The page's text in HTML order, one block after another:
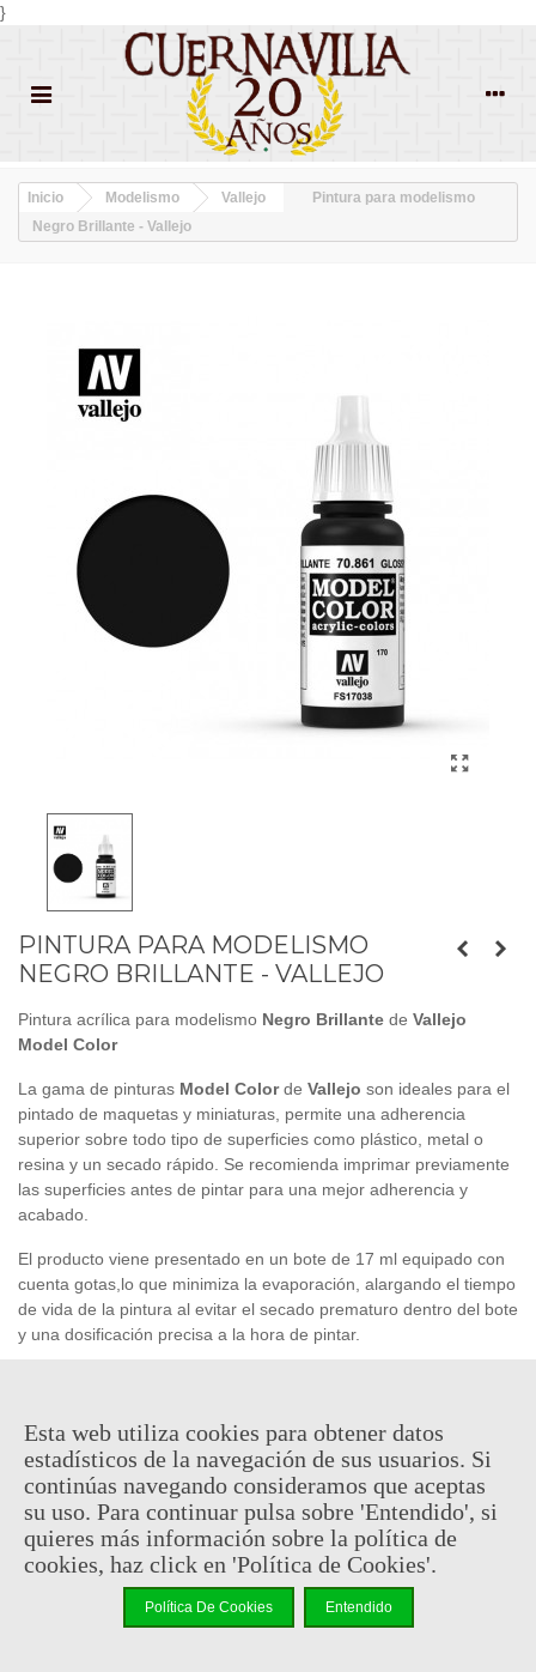
}
Inicio Modelismo Vallejo
Pintura para modelismo
Negro Brillante - Vallejo
PINTURA PARA MODELISMO
NEGRO BRILLANTE - VALLEJO
Pintura acrílica para modelismo Negro Brillante de Vallejo
Model Color
La gama de pinturas Model Colorde Vallejo son ideales para el
pintado de maquetas y miniaturas, permite una adherencia
superior sobre todo tipo de superficies como plástico, metal o
resina y un secado rápido. Se recomienda imprimar previamente
las superficies antes de pintar para una mejor adherencia y
acabado.
El producto viene presentado en un bote de 17 ml equipado con
cuenta gotas,lo que minimiza la evaporación, alargando el tiempo
de vida de la pintura al evitar el secado prematuro dentro del bote
y una dosificación precisa a la hora de pintar.
2,41 € (impuestos inc.)
Descatalogado
Código QR
Compartir
Notificarme cuando esté disponible
Esta web utiliza cookies para obtener datos
estadísticos de la navegación de sus usuarios. Si
continúas navegando consideramos que aceptas
su uso. Para continuar pulsa sobre 'Entendido', si
quieres más información sobre la política de
cookies, haz click en 'Política de Cookies'.
Política De Cookies Entendido